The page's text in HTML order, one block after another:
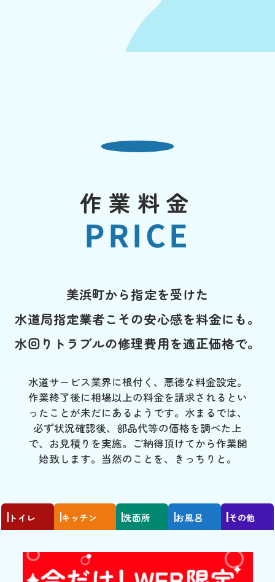
作業料金
PRICE
美浜町から指定を受けた
水道局指定業者こその安心感を料金にも。
水回りトラブルの修理費用を適正価格で。
水道サービス業界に根付く、悪徳な料金設定。
作業終了後に相場以上の料金を請求されるとい
ったことが未だにあるようです。水まるでは、
必ず状況確認後、部品代等の価格を調べた上
で、お見積りを実施。ご納得頂けてから作業開
始致します。当然のことを、きっちりと。
トイレ キッチン 洗面所 お風呂 その他